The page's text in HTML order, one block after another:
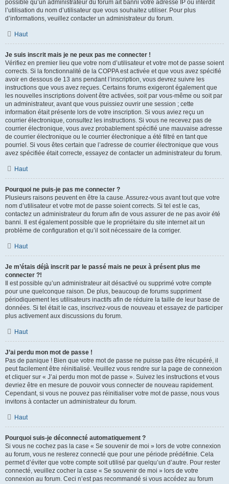
possible qu’un administrateur du forum ait banni votre adresse IP ou interdit
l’utilisation du nom d’utilisateur que vous souhaitez utiliser. Pour plus
d’informations, veuillez contacter un administrateur du forum.
Haut
Je suis inscrit mais je ne peux pas me connecter !
Vérifiez en premier lieu que votre nom d’utilisateur et votre mot de passe soient
corrects. Si la fonctionnalité de la COPPA est activée et que vous avez spécifié
avoir en dessous de 13 ans pendant l’inscription, vous devrez suivre les
instructions que vous avez reçues. Certains forums exigeront également que
les nouvelles inscriptions doivent être activées, soit par vous-même ou soit par
un administrateur, avant que vous puissiez ouvrir une session ; cette
information était présente lors de votre inscription. Si vous aviez reçu un
courrier électronique, consultez les instructions. Si vous ne recevez pas de
courrier électronique, vous avez probablement spécifié une mauvaise adresse
de courrier électronique ou le courrier électronique a été filtré en tant que
pourriel. Si vous êtes certain que l’adresse de courrier électronique que vous
avez spécifiée était correcte, essayez de contacter un administrateur du forum.
Haut
Pourquoi ne puis-je pas me connecter ?
Plusieurs raisons peuvent en être la cause. Assurez-vous avant tout que votre
nom d’utilisateur et votre mot de passe soient corrects. Si tel est le cas,
contactez un administrateur du forum afin de vous assurer de ne pas avoir été
banni. Il est également possible que le propriétaire du site internet ait un
problème de configuration et qu’il soit nécessaire de la corriger.
Haut
Je m’étais déjà inscrit par le passé mais ne peux à présent plus me
connecter ?!
Il est possible qu’un administrateur ait désactivé ou supprimé votre compte
pour une quelconque raison. De plus, beaucoup de forums suppriment
périodiquement les utilisateurs inactifs afin de réduire la taille de leur base de
données. Si tel était le cas, inscrivez-vous de nouveau et essayez de participer
plus activement aux discussions du forum.
Haut
J’ai perdu mon mot de passe !
Pas de panique ! Bien que votre mot de passe ne puisse pas être récupéré, il
peut facilement être réinitialisé. Veuillez vous rendre sur la page de connexion
et cliquer sur « J’ai perdu mon mot de passe ». Suivez les instructions et vous
devriez être en mesure de pouvoir vous connecter de nouveau rapidement.
Cependant, si vous ne pouvez pas réinitialiser votre mot de passe, nous vous
invitons à contacter un administrateur du forum.
Haut
Pourquoi suis-je déconnecté automatiquement ?
Si vous ne cochez pas la case « Se souvenir de moi » lors de votre connexion
au forum, vous ne resterez connecté que pour une période prédéfinie. Cela
permet d’éviter que votre compte soit utilisé par quelqu’un d’autre. Pour rester
connecté, veuillez cocher la case « Se souvenir de moi » lors de votre
connexion au forum. Ceci n’est pas recommandé si vous accédez au forum